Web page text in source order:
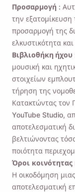
Προσαρμογή :
την εξατομίκευση
προσαρμογή της
ελκυστικότητα
Βιβλιοθήκη ήχου
μουσική και
στοιχείων
τήρηση της
Κατακτώντας τον
YouTube Studio,
αποτελεσματική
βελτιώνοντας
ποιότητα
Όροι κοινότητας
Η οικοδόμηση
αποτελεσματική